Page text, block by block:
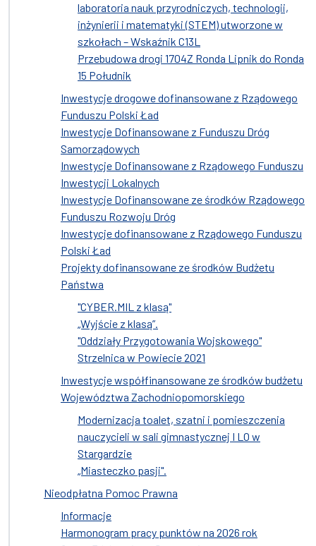
laboratoria nauk przyrodniczych, technologii,
inżynierii i matematyki (STEM) utworzone w
szkołach – Wskaźnik C13L
Przebudowa drogi 1704Z Ronda Lipnik do Ronda
15 Południk
Inwestycje drogowe dofinansowane z Rządowego
Funduszu Polski Ład
Inwestycje Dofinansowane z Funduszu Dróg
Samorządowych
Inwestycje Dofinansowane z Rządowego Funduszu
Inwestycji Lokalnych
Inwestycje Dofinansowane ze środków Rządowego
Funduszu Rozwoju Dróg
Inwestycje dofinansowane z Rządowego Funduszu
Polski Ład
Projekty dofinansowane ze środków Budżetu
Państwa
"CYBER.MIL z klasą"
„Wyjście z klasą”.
"Oddziały Przygotowania Wojskowego"
Strzelnica w Powiecie 2021
Inwestycje współfinansowane ze środków budżetu
Województwa Zachodniopomorskiego
Modernizacja toalet, szatni i pomieszczenia
nauczycieli w sali gimnastycznej I LO w
Stargardzie
„Miasteczko pasji".
Nieodpłatna Pomoc Prawna
Informacje
Harmonogram pracy punktów na 2026 rok